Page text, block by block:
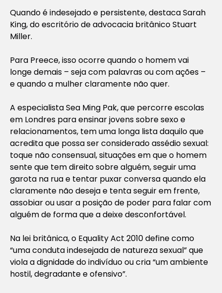
Quando é indesejado e persistente, destaca Sarah
King, do escritório de advocacia britânico Stuart
Miller.
Para Preece, isso ocorre quando o homem vai
longe demais – seja com palavras ou com ações –
e quando a mulher claramente não quer.
A especialista Sea Ming Pak, que percorre escolas
em Londres para ensinar jovens sobre sexo e
relacionamentos, tem uma longa lista daquilo que
acredita que possa ser considerado assédio sexual:
toque não consensual, situações em que o homem
sente que tem direito sobre alguém, seguir uma
garota na rua e tentar puxar conversa quando ela
claramente não deseja e tenta seguir em frente,
assobiar ou usar a posição de poder para falar com
alguém de forma que a deixe desconfortável.
Na lei britânica, o Equality Act 2010 define como
“uma conduta indesejada de natureza sexual” que
viola a dignidade do indivíduo ou cria “um ambiente
hostil, degradante e ofensivo”.